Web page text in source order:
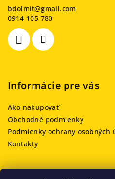
bdolmit@gmail.com
0914 105 780
Informácie pre vás
Ako nakupovať
Obchodné podmienky
Podmienky ochrany osobných
Kontakty